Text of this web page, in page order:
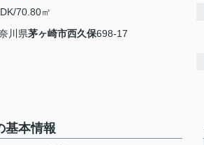
70.80㎡
川県茅ヶ崎市西久保698-17
基本情報